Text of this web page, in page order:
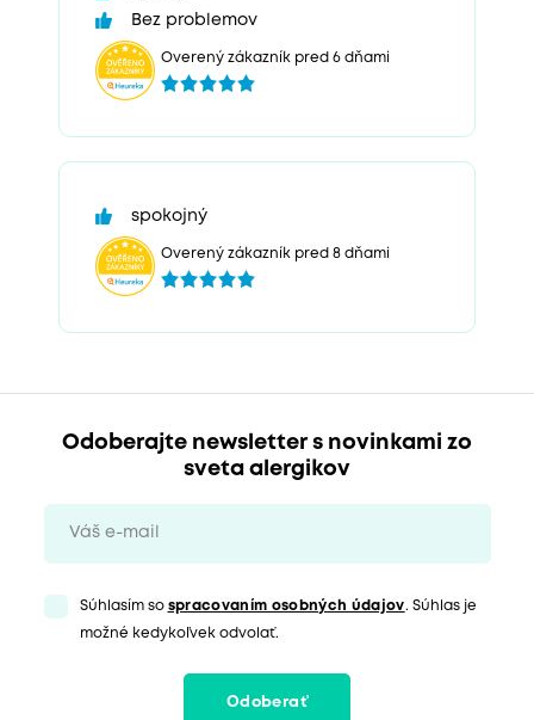
Bez problemov
Overený zákazník pred 6 dňami
spokojný
Overený zákazník pred 8 dňami
Odoberajte newsletter s novinkami zo
sveta alergikov
Súhlasím so spracovaním osobných údajov. Súhlas je
možné kedykoľvek odvolať.
Odoberať